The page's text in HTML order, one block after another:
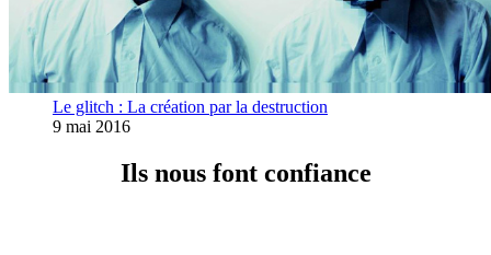
Le glitch : La création par la destruction
9 mai 2016
Ils nous font confiance